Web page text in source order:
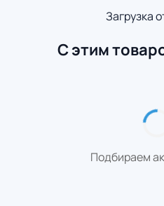
Загрузка
С этим
Подбираем